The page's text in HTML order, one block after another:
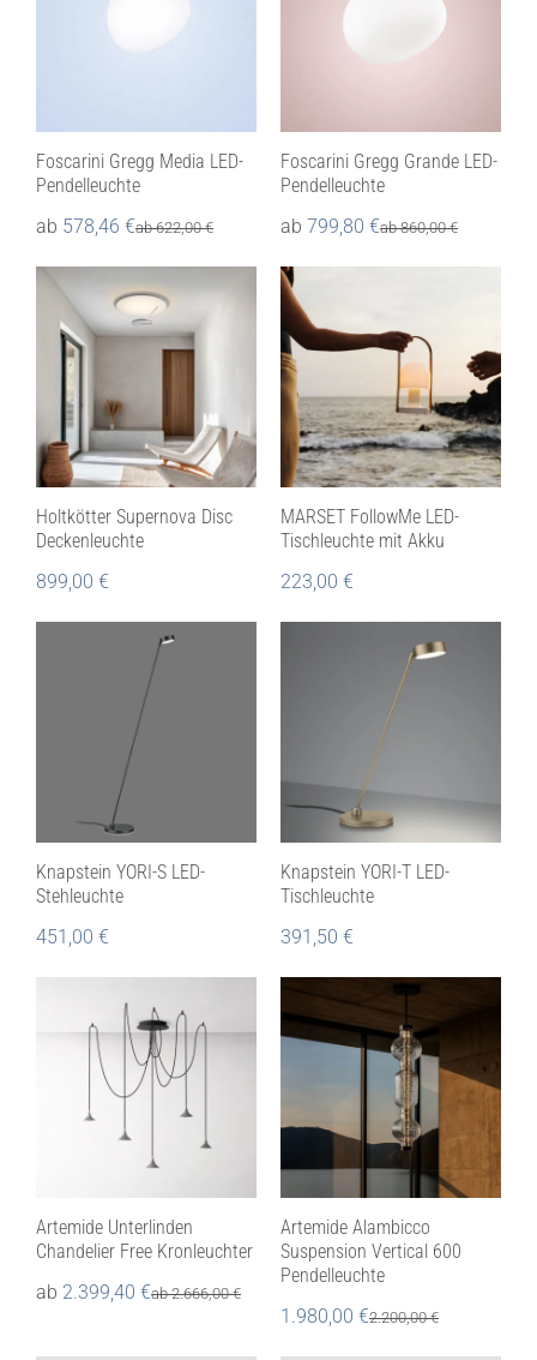
Foscarini Gregg Media LED-
Pendelleuchte
ab 578,46 €ab622,00€
Foscarini Gregg Grande LED-
Pendelleuchte
ab 799,80 €ab860,00€
Holtkötter Supernova Disc
Deckenleuchte
899,00 €
MARSET FollowMe LED-
Tischleuchte mit Akku
223,00 €
Knapstein YORI-S LED-
Stehleuchte
451,00 €
Knapstein YORI-T LED-
Tischleuchte
391,50 €
Artemide Unterlinden
Chandelier Free Kronleuchter
ab 2.399,40 €ab2.666,00€
Artemide Alambicco
Suspension Vertical 600
Pendelleuchte
1.980,00 €2.200,00€